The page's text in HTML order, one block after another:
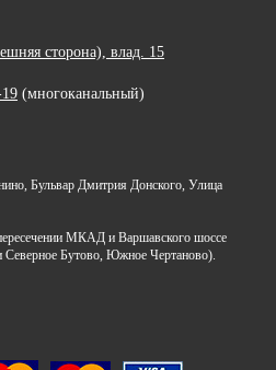
сторона), влад. 15
(многоканальный)
Бульвар Дмитрия Донского, Улица
МКАД и Варшавского шоссе
Бутово, Южное Чертаново).